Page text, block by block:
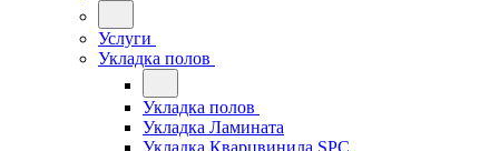
Услуги
Укладка полов
Укладка полов
Укладка Ламината
Укладка Кварцвинила SPC